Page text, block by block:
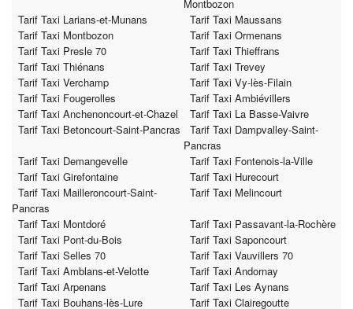
Montbozon
Tarif Taxi Larians-et-Munans
Tarif Taxi Maussans
Tarif Taxi Montbozon
Tarif Taxi Ormenans
Tarif Taxi Presle 70
Tarif Taxi Thieffrans
Tarif Taxi Thiénans
Tarif Taxi Trevey
Tarif Taxi Verchamp
Tarif Taxi Vy-lès-Filain
Tarif Taxi Fougerolles
Tarif Taxi Ambiévillers
Tarif Taxi Anchenoncourt-et-Chazel
Tarif Taxi La Basse-Vaivre
Tarif Taxi Betoncourt-Saint-Pancras
Tarif Taxi Dampvalley-Saint-
Pancras
Tarif Taxi Demangevelle
Tarif Taxi Fontenois-la-Ville
Tarif Taxi Girefontaine
Tarif Taxi Hurecourt
Tarif Taxi Mailleroncourt-Saint-
Pancras
Tarif Taxi Melincourt
Tarif Taxi Montdoré
Tarif Taxi Passavant-la-Rochère
Tarif Taxi Pont-du-Bois
Tarif Taxi Saponcourt
Tarif Taxi Selles 70
Tarif Taxi Vauvillers 70
Tarif Taxi Amblans-et-Velotte
Tarif Taxi Andornay
Tarif Taxi Arpenans
Tarif Taxi Les Aynans
Tarif Taxi Bouhans-lès-Lure
Tarif Taxi Clairegoutte